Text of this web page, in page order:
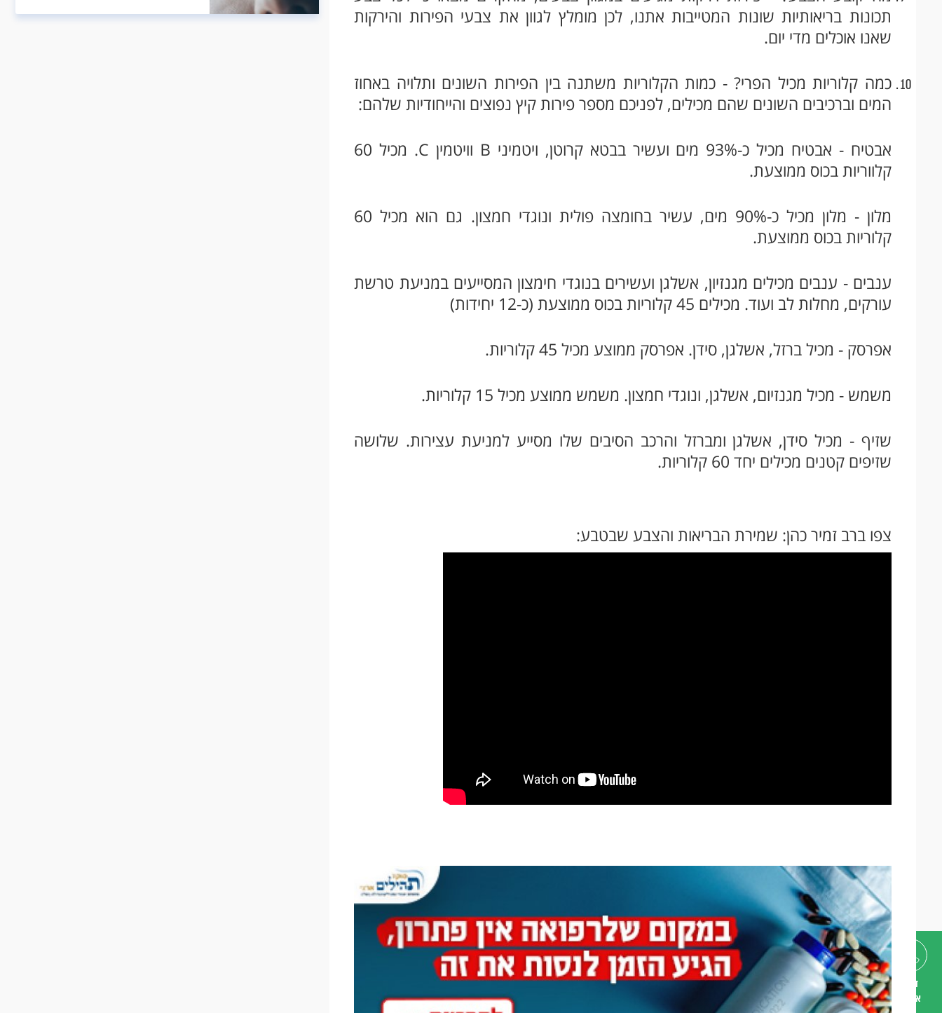
דברו
איתנו
תכונות בריאותיות שונות המטייבות אתנו, לכן מומלץ לגוון את צבעי הפירות והירקות
שאנו אוכלים מדי יום.
כמה קלוריות מכיל הפרי? - כמות הקלוריות משתנה בין הפירות השונים ותלויה באחוז
המים וברכיבים השונים שהם מכילים, לפניכם מספר פירות קיץ נפוצים והייחודיות שלהם:
אבטיח - אבטיח מכיל כ-93% מים ועשיר בבטא קרוטן, ויטמיני B וויטמין C. מכיל 60
קלווריות בכוס ממוצעת.
מלון - מלון מכיל כ-90% מים, עשיר בחומצה פולית ונוגדי חמצון. גם הוא מכיל 60
קלוריות בכוס ממוצעת.
ענבים - ענבים מכילים מגנזיון, אשלגן ועשירים בנוגדי חימצון המסייעים במניעת טרשת
עורקים, מחלות לב ועוד. מכילים 45 קלוריות בכוס ממוצעת (כ-12 יחידות)
אפרסק - מכיל ברזל, אשלגן, סידן. אפרסק ממוצע מכיל 45 קלוריות.
משמש - מכיל מגנזיום, אשלגן, ונוגדי חמצון. משמש ממוצע מכיל 15 קלוריות.
שזיף - מכיל סידן, אשלגן ומברזל והרכב הסיבים שלו מסייע למניעת עצירות. שלושה
שזיפים קטנים מכילים יחד 60 קלוריות.
צפו ברב זמיר כהן: שמירת הבריאות והצבע שבטבע: